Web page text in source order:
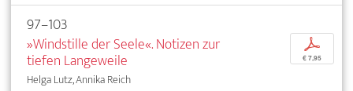
97–103
»Windstille der Seele«. Notizen zur
tiefen Langeweile
Helga Lutz, Annika Reich
p
€ 7,95